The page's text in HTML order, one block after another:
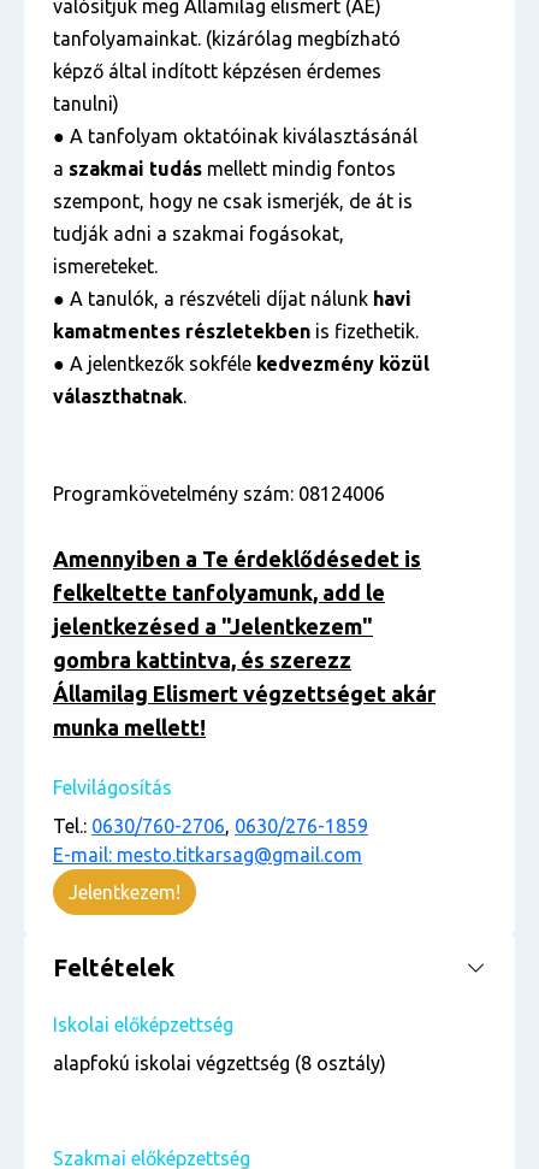
valósítjuk meg Államilag elismert (ÁE)
tanfolyamainkat. (kizárólag megbízható
képző által indított képzésen érdemes
tanulni)
● A tanfolyam oktatóinak kiválasztásánál
a szakmai tudás mellett mindig fontos
szempont, hogy ne csak ismerjék, de át is
tudják adni a szakmai fogásokat,
ismereteket.
● A tanulók, a részvételi díjat nálunk havi
kamatmentes részletekben is fizethetik.
● A jelentkezők sokféle kedvezmény közül
választhatnak.
Programkövetelmény szám: 08124006
Amennyiben a Te érdeklődésedet is
felkeltette tanfolyamunk, add le
jelentkezésed a "Jelentkezem"
gombra kattintva, és szerezz
Államilag Elismert végzettséget akár
munka mellett!
Felvilágosítás
Tel.: 0630/760-2706, 0630/276-1859
E-mail: mesto.titkarsag@gmail.com
Jelentkezem!
Feltételek
Iskolai előképzettség
alapfokú iskolai végzettség (8 osztály)
Szakmai előképzettség